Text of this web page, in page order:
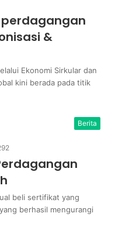
&
Ekonomi Sirkular dan
kini berada pada titik
Berita
beli sertifikat yang
berhasil mengurangi